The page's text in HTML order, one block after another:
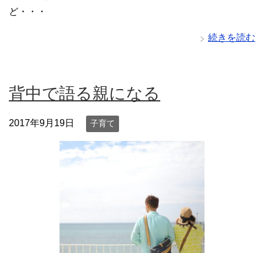
ど・・・
続きを読む
背中で語る親になる
2017年9月19日 子育て